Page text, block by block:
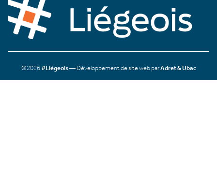
©2026#Liégeois— Développement de site web parAdret & Ubac